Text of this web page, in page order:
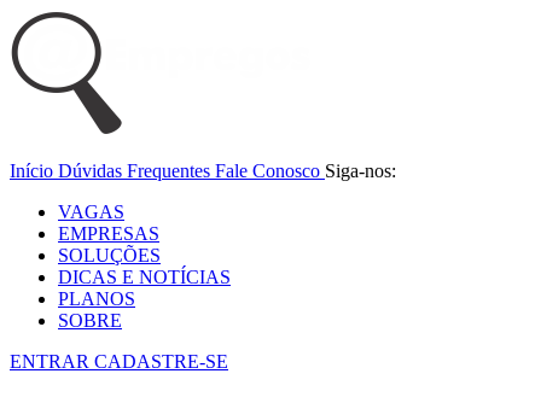
Início Dúvidas Frequentes Fale Conosco Siga-nos:
VAGAS
EMPRESAS
SOLUÇÕES
DICAS E NOTÍCIAS
PLANOS
SOBRE
ENTRAR CADASTRE-SE